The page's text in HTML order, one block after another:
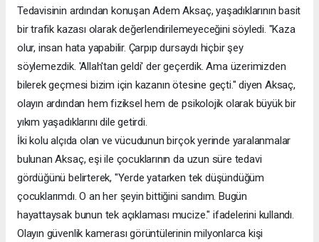
Tedavisinin ardından konuşan Adem Aksaç, yaşadıklarının basit
bir trafik kazası olarak değerlendirilemeyeceğini söyledi. "Kaza
olur, insan hata yapabilir. Çarpıp dursaydı hiçbir şey
söylemezdik. 'Allah'tan geldi' der geçerdik. Ama üzerimizden
bilerek geçmesi bizim için kazanın ötesine geçti." diyen Aksaç,
olayın ardından hem fiziksel hem de psikolojik olarak büyük bir
yıkım yaşadıklarını dile getirdi.
İki kolu alçıda olan ve vücudunun birçok yerinde yaralanmalar
bulunan Aksaç, eşi ile çocuklarının da uzun süre tedavi
gördüğünü belirterek, "Yerde yatarken tek düşündüğüm
çocuklarımdı. O an her şeyin bittiğini sandım. Bugün
hayattaysak bunun tek açıklaması mucize." ifadelerini kullandı.
Olayın güvenlik kamerası görüntülerinin milyonlarca kişi